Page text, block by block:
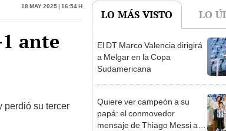
18 May 2025 | 16:54 h
ante
perdió su tercer
LO MÁS VISTO LO
El DT Marco Valencia dirigirá
a Melgar en la Copa
Sudamericana
Quiere ver campeón a su
papá: el conmovedor
mensaje de Thiago Messi a